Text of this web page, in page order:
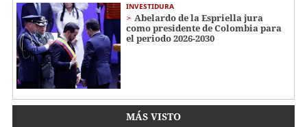
INVESTIDURA
Abelardo de la Espriella jura
como presidente de Colombia para
el periodo 2026-2030
MÁS VISTO